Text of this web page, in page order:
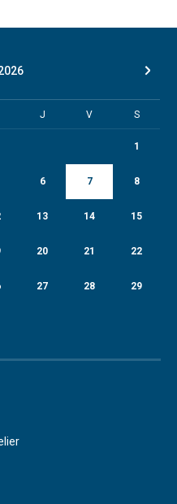
J V S
1
6 7 8
13 14 15
20 21 22
27 28 29